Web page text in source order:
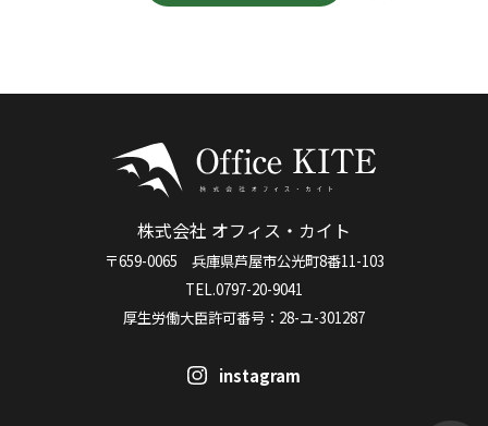
株式会社 オフィス・カイト
〒659-0065 兵庫県芦屋市公光町8番11-103
TEL.0797-20-9041
厚生労働大臣許可番号：28-ユ-301287
instagram